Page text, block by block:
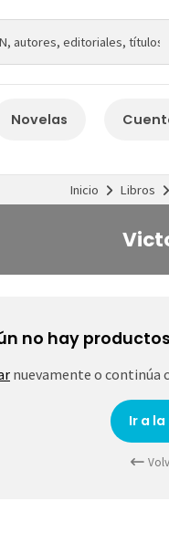
Novelas
Inicio Libros
no hay
nuevamente o continúa
Ir a